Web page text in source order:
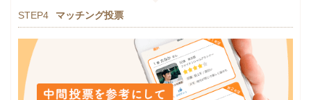
STEP4 マッチング投票